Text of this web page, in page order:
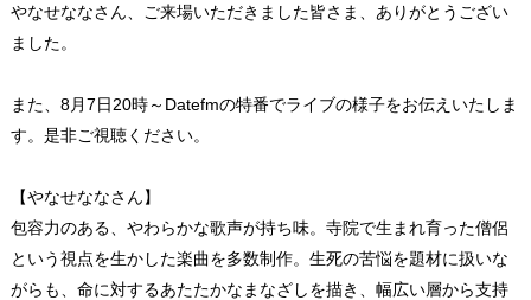
やなせななさん、ご来場いただきました皆さま、ありがとうござい
ました。
また、8月7日20時～Datefmの特番でライブの様子をお伝えいたしま
す。是非ご視聴ください。
【やなせななさん】
包容力のある、やわらかな歌声が持ち味。寺院で生まれ育った僧侶
という視点を生かした楽曲を多数制作。生死の苦悩を題材に扱いな
がらも、命に対するあたたかなまなざしを描き、幅広い層から支持